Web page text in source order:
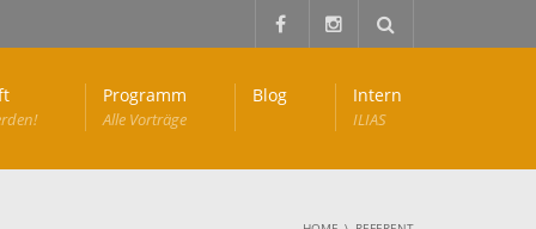
Programm
Alle Vorträge
Blog Intern
ILIAS